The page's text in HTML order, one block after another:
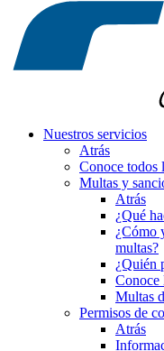
Nuestros servicios
Atrás
Conoce todos
Multas y
Atrás
¿Qué
¿Cómo
multas?
¿Quién
Conoce
Multas
Permisos de
Atrás